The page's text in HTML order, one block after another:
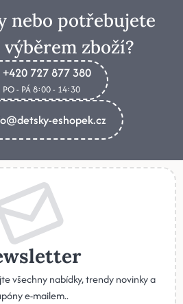
nebo potřebujete
zboží?
+420 727 877 380
PO - PÁ 8:00 - 14:30
eshopek.cz
všechny nabídky, trendy novinky a
e-mailem..